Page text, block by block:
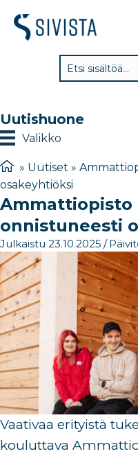
Uutishuone
Valikko
» Uutiset »
osakeyhtiöksi
Ammattiopisto
onnistuneesti
Julkaistu 23.10.2025 /
Vaativaa erityistä
kouluttava